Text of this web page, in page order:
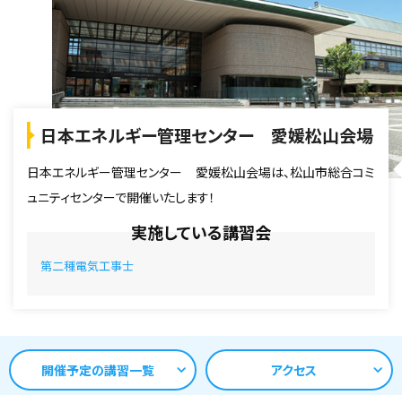
日本エネルギー管理センター 愛媛松山会場
日本エネルギー管理センター 愛媛松山会場は、松山市総合コミ
ュニティセンターで開催いたします！
実施している講習会
第二種電気工事士
開催予定の講習一覧 アクセス